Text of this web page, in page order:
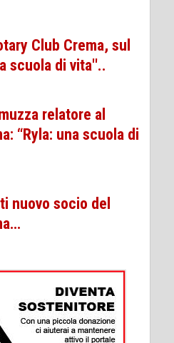
Club Crema, sul
scuola di vita''..
relatore al
“Ryla: una scuola di
nuovo socio del